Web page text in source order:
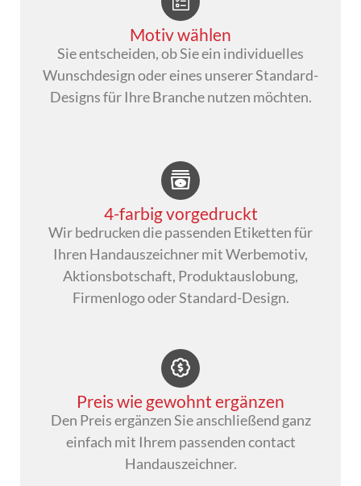
Motiv wählen
Sie entscheiden, ob Sie ein individuelles
Wunschdesign oder eines unserer Standard-
Designs für Ihre Branche nutzen möchten.
4-farbig vorgedruckt
Wir bedrucken die passenden Etiketten für
Ihren Handauszeichner mit Werbemotiv,
Aktionsbotschaft, Produktauslobung,
Firmenlogo oder Standard-Design.
Preis wie gewohnt ergänzen
Den Preis ergänzen Sie anschließend ganz
einfach mit Ihrem passenden contact
Handauszeichner.